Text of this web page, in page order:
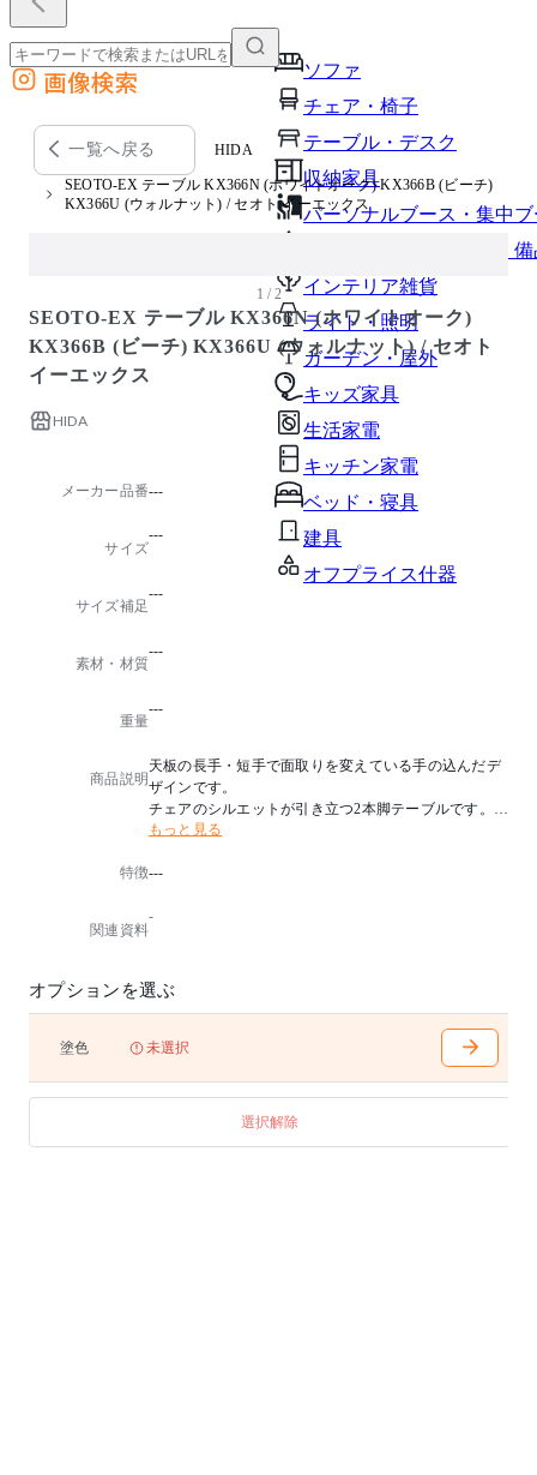
ソファ
チェア・椅子
テーブル・デスク
収納家具
パーソナルブース・集中
オフィスアクセサリー・
インテリア雑貨
ライト・照明
ガーデン・屋外
キッズ家具
生活家電
キッチン家電
ベッド・寝具
建具
オフプライス什器
外部サイトの商品をカートに追加
他のサイトで見つけた商品ページのURLを貼り付けて、カートに追加できます
画像検索
一覧へ戻る HIDA
SEOTO-EX テーブル KX366N (ホワイトオーク) KX366B (ビーチ)
KX366U (ウォルナット) / セオト イーエックス
1 / 2
SEOTO-EX テーブル KX366N (ホワイトオーク)
KX366B (ビーチ) KX366U (ウォルナット) / セオト
イーエックス
HIDA
メーカー品番---
サイズ
---
サイズ補足
---
素材・材質
---
重量
---
商品説明
天板の長手・短手で面取りを変えている手の込んだデ
ザインです。
チェアのシルエットが引き立つ2本脚テーブルです。
です。
もっと見る
特徴---
関連資料
-
オプションを選ぶ
塗色 未選択
選択解除